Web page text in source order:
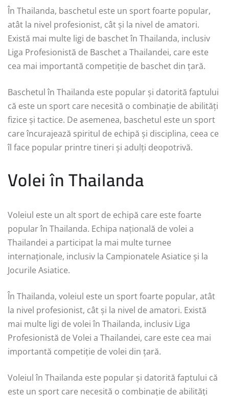
În Thailanda, baschetul este un sport foarte popular,
atât la nivel profesionist, cât și la nivel de amatori.
Există mai multe ligi de baschet în Thailanda, inclusiv
Liga Profesionistă de Baschet a Thailandei, care este
cea mai importantă competiție de baschet din țară.
Baschetul în Thailanda este popular și datorită faptului
că este un sport care necesită o combinație de abilități
fizice și tactice. De asemenea, baschetul este un sport
care încurajează spiritul de echipă și disciplina, ceea ce
îl face popular printre tineri și adulți deopotrivă.
Volei în Thailanda
Voleiul este un alt sport de echipă care este foarte
popular în Thailanda. Echipa națională de volei a
Thailandei a participat la mai multe turnee
internaționale, inclusiv la Campionatele Asiatice și la
Jocurile Asiatice.
În Thailanda, voleiul este un sport foarte popular, atât
la nivel profesionist, cât și la nivel de amatori. Există
mai multe ligi de volei în Thailanda, inclusiv Liga
Profesionistă de Volei a Thailandei, care este cea mai
importantă competiție de volei din țară.
Voleiul în Thailanda este popular și datorită faptului că
este un sport care necesită o combinație de abilități